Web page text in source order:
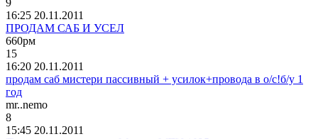
16:25 20.11.2011
ПРОДАМ САБ И УСЕЛ
660рм
15
16:20 20.11.2011
продам саб мистери пассивный + усилок+провода в о/с!б/у 1
год
mr..nemo
8
15:45 20.11.2011